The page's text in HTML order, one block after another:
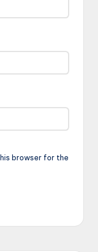
browser for the